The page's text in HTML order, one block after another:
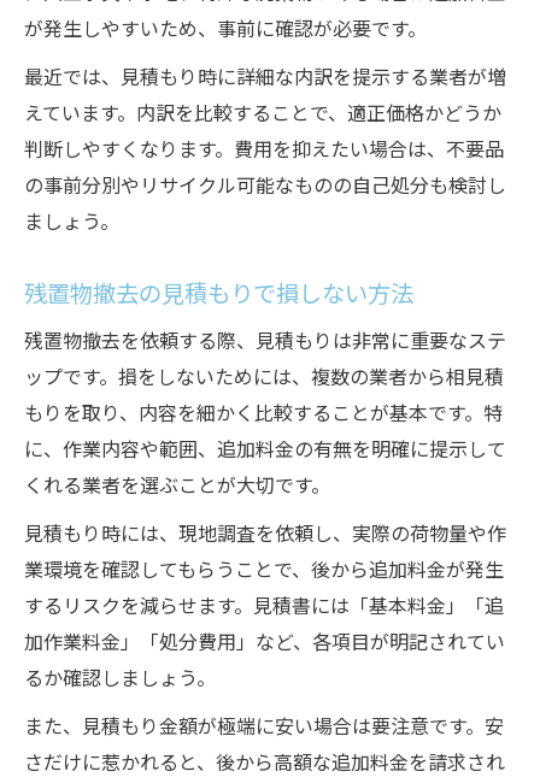
が発生しやすいため、事前に確認が必要です。
最近では、見積もり時に詳細な内訳を提示する業者が増
えています。内訳を比較することで、適正価格かどうか
判断しやすくなります。費用を抑えたい場合は、不要品
の事前分別やリサイクル可能なものの自己処分も検討し
ましょう。
残置物撤去の見積もりで損しない方法
残置物撤去を依頼する際、見積もりは非常に重要なステ
ップです。損をしないためには、複数の業者から相見積
もりを取り、内容を細かく比較することが基本です。特
に、作業内容や範囲、追加料金の有無を明確に提示して
くれる業者を選ぶことが大切です。
見積もり時には、現地調査を依頼し、実際の荷物量や作
業環境を確認してもらうことで、後から追加料金が発生
するリスクを減らせます。見積書には「基本料金」「追
加作業料金」「処分費用」など、各項目が明記されてい
るか確認しましょう。
また、見積もり金額が極端に安い場合は要注意です。安
さだけに惹かれると、後から高額な追加料金を請求され